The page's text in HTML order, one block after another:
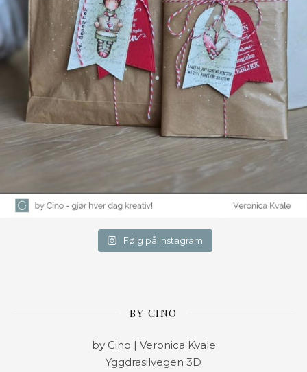
Følg på Instagram
BY CINO
by Cino | Veronica Kvale
Yggdrasilvegen 3D